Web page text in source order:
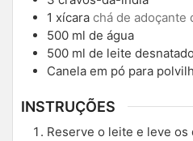
1 xícara chá de adoçante
500 ml de água
500 ml de leite
Canela em pó para
INSTRUÇÕES
Reserve o leite e leve